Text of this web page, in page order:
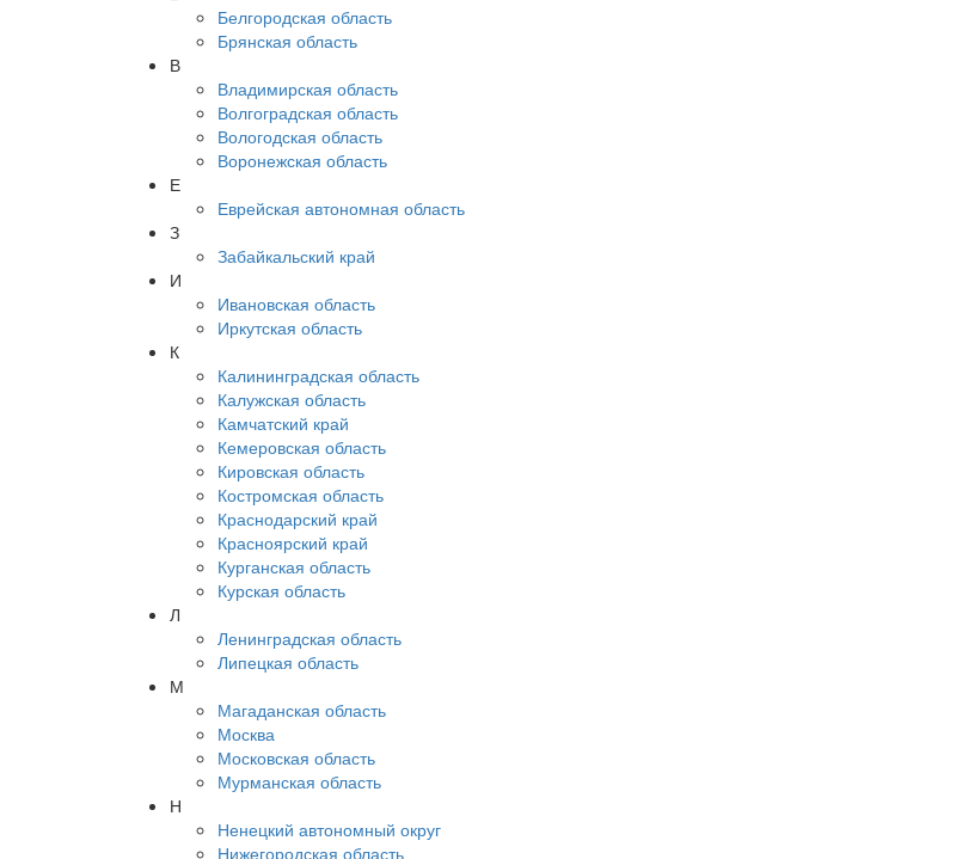
Белгородская область
Брянская область
В
Владимирская область
Волгоградская область
Вологодская область
Воронежская область
Е
Еврейская автономная область
З
Забайкальский край
И
Ивановская область
Иркутская область
К
Калининградская область
Калужская область
Камчатский край
Кемеровская область
Кировская область
Костромская область
Краснодарский край
Красноярский край
Курганская область
Курская область
Л
Ленинградская область
Липецкая область
М
Магаданская область
Москва
Московская область
Мурманская область
Н
Ненецкий автономный округ
Нижегородская область